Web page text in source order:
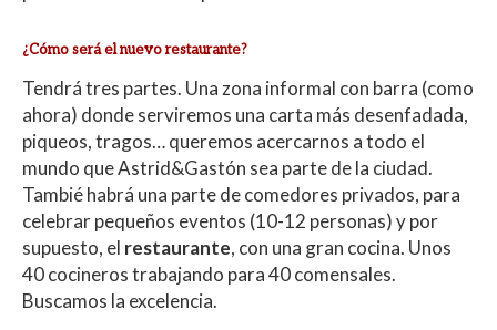
¿Cómo será el nuevo restaurante?
Tendrá tres partes. Una zona informal con barra (como
ahora) donde serviremos una carta más desenfadada,
piqueos, tragos… queremos acercarnos a todo el
mundo que Astrid&Gastón sea parte de la ciudad.
Tambié habrá una parte de comedores privados, para
celebrar pequeños eventos (10-12 personas) y por
supuesto, el restaurante, con una gran cocina. Unos
40 cocineros trabajando para 40 comensales.
Buscamos la excelencia.